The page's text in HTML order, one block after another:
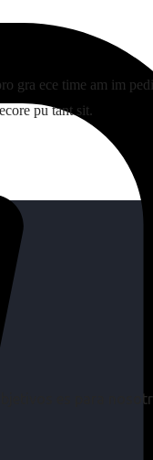
gra ece time am im
pu tant sit.
es para